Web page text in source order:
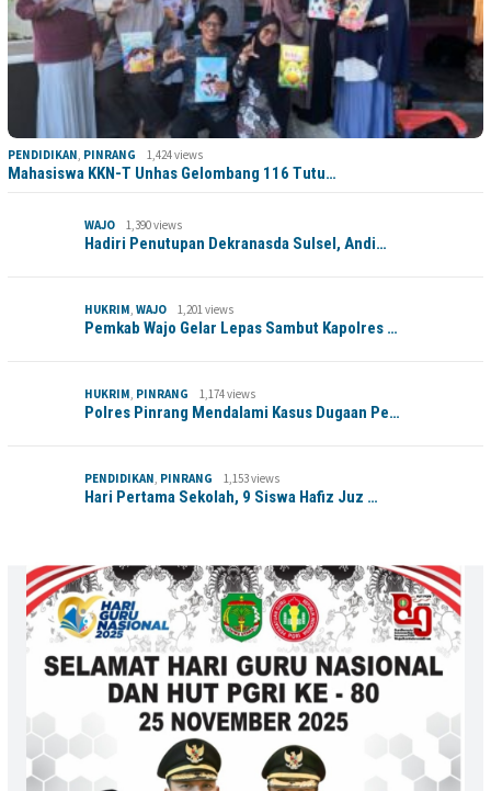
PENDIDIKAN, PINRANG 1,424 views
Mahasiswa KKN-T Unhas Gelombang 116 Tutu…
WAJO 1,390 views
Hadiri Penutupan Dekranasda Sulsel, Andi…
HUKRIM, WAJO 1,201 views
Pemkab Wajo Gelar Lepas Sambut Kapolres …
HUKRIM, PINRANG 1,174 views
Polres Pinrang Mendalami Kasus Dugaan Pe…
PENDIDIKAN, PINRANG 1,153 views
Hari Pertama Sekolah, 9 Siswa Hafiz Juz …